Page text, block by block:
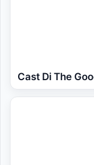
Cast Di The